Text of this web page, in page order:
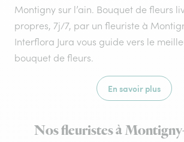
Montigny sur l’ain. Bouquet de fleurs
propres, 7j/7, par un fleuriste à
Interflora Jura vous guide vers le
bouquet de fleurs.
En savoir plus
Nos fleuristes à